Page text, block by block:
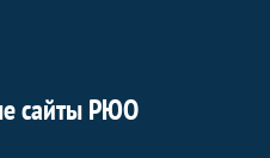
сайты РЮО